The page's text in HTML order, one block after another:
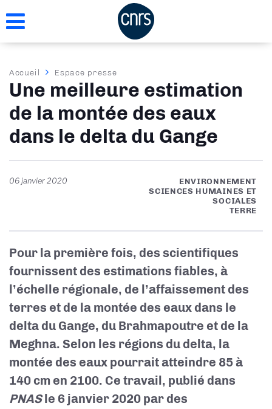
au
Fil
d'Ariane
Accueil Espace presse
Une meilleure estimation
de la montée des eaux
dans le delta du Gange
06 janvier 2020
ENVIRONNEMENT
SCIENCES HUMAINES ET
SOCIALES
TERRE
Pour la première fois, des scientifiques
fournissent des estimations fiables, à
l’échelle régionale, de l’affaissement des
terres et de la montée des eaux dans le
delta du Gange, du Brahmapoutre et de la
Meghna. Selon les régions du delta, la
montée des eaux pourrait atteindre 85 à
140 cm en 2100. Ce travail, publié dans
PNASle 6 janvier 2020 par des